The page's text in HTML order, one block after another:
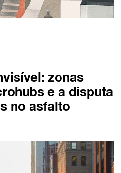
zonas
e a disputa
no asfalto